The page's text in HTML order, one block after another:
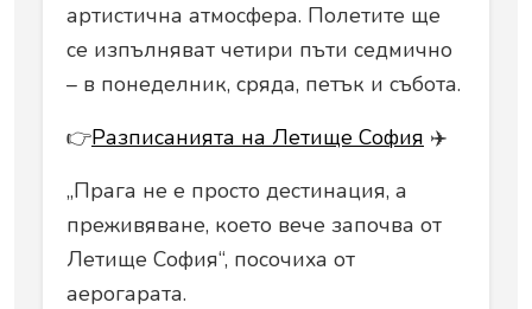
артистична атмосфера. Полетите ще
се изпълняват четири пъти седмично
– в понеделник, сряда, петък и събота.
👉Разписанията на Летище София ✈️
„Прага не е просто дестинация, а
преживяване, което вече започва от
Летище София“, посочиха от
аерогарата.